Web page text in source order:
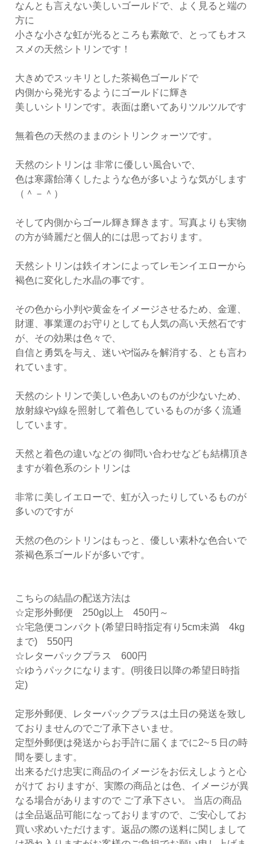
なんとも言えない美しいゴールドで、よく見ると端の
方に
小さな小さな虹が光るところも素敵で、とってもオス
スメの天然シトリンです！
大きめでスッキリとした茶褐色ゴールドで
内側から発光するようにゴールドに輝き
美しいシトリンです。表面は磨いてありツルツルです
無着色の天然のままのシトリンクォーツです。
天然のシトリンは 非常に優しい風合いで、
色は寒露飴薄くしたような色が多いような気がします
（＾－＾）
そして内側からゴール輝き輝きます。写真よりも実物
の方が綺麗だと個人的には思っております。
天然シトリンは鉄イオンによってレモンイエローから
褐色に変化した水晶の事です。
その色から小判や黄金をイメージさせるため、金運、
財運、事業運のお守りとしても人気の高い天然石です
が、その効果は色々で、
自信と勇気を与え、迷いや悩みを解消する、とも言わ
れています。
天然のシトリンで美しい色あいのものが少ないため、
放射線やγ線を照射して着色しているものが多く流通
しています。
天然と着色の違いなどの 御問い合わせなども結構頂き
ますが着色系のシトリンは
非常に美しイエローで、虹が入ったりしているものが
多いのですが
天然の色のシトリンはもっと、優しい素朴な色合いで
茶褐色系ゴールドが多いです。
こちらの結晶の配送方法は
☆定形外郵便 250g以上 450円～
☆宅急便コンパクト(希望日時指定有り5cm未満 4kg
まで) 550円
☆レターパックプラス 600円
☆ゆうパックになります。(明後日以降の希望日時指
定)
定形外郵便、レターパックプラスは土日の発送を致し
ておりませんのでご了承下さいませ。
定型外郵便は発送からお手許に届くまでに2~５日の時
間を要します。
出来るだけ忠実に商品のイメージをお伝えしようと心
がけて おりますが、実際の商品とは色、イメージが異
なる場合がありますので ご了承下さい。 当店の商品
は全品返品可能になっておりますので、ご安心してお
買い求めいただけます。返品の際の送料に関しまして